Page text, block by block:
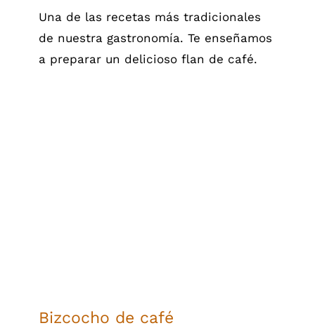
Una de las recetas más tradicionales
de nuestra gastronomía. Te enseñamos
a preparar un delicioso flan de café.
Bizcocho de café